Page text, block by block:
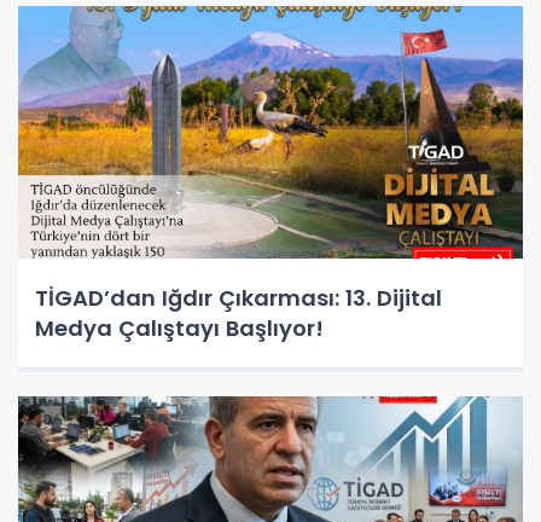
TİGAD’dan Iğdır Çıkarması: 13. Dijital
Medya Çalıştayı Başlıyor!